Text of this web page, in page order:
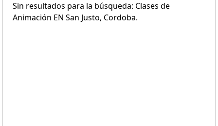
Sin resultados para la búsqueda: Clases de
Animación EN San Justo, Cordoba.